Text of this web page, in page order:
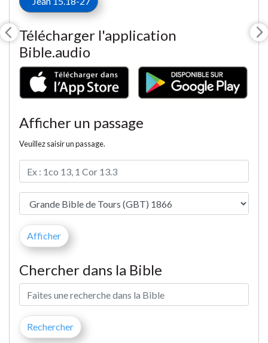
Télécharger l'application
Bible.audio
Afficher un passage
Veuillez saisir un passage.
Chercher dans la Bible